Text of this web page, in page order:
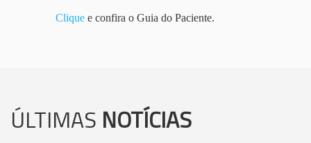
Clique e confira o Guia do Paciente.
ÚLTIMAS NOTÍCIAS